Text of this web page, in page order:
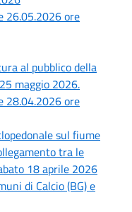
26.05.2026 ore
al pubblico della
maggio 2026.
28.04.2026 ore
sul fiume
tra le
18 aprile 2026
di Calcio (BG) e